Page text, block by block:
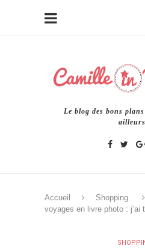
Le blog des bons
Accueil Shopping
voyages en livre photo : j’ai